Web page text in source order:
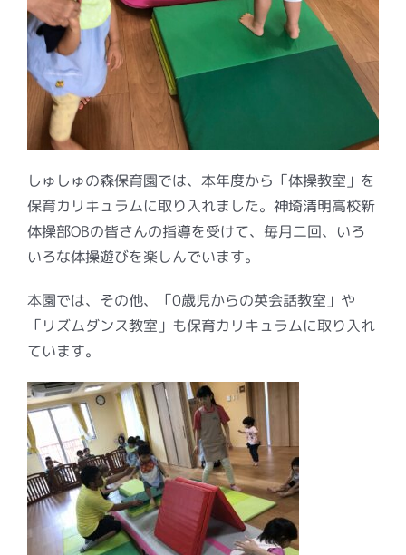
しゅしゅの森保育園では、本年度から「体操教室」を
保育カリキュラムに取り入れました。神埼清明高校新
体操部OBの皆さんの指導を受けて、毎月二回、いろ
いろな体操遊びを楽しんでいます。
本園では、その他、「0歳児からの英会話教室」や
「リズムダンス教室」も保育カリキュラムに取り入れ
ています。